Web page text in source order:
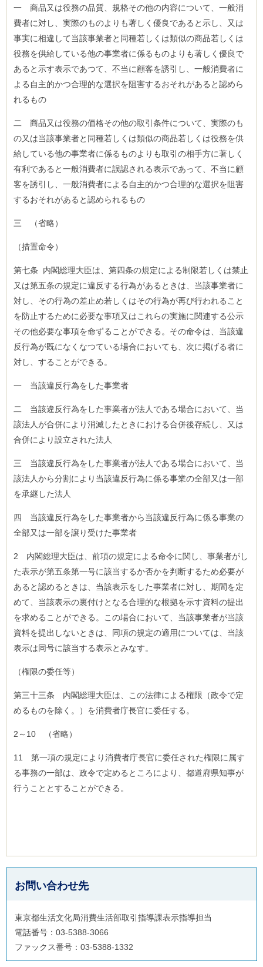
一 商品又は役務の品質、規格その他の内容について、一般消
費者に対し、実際のものよりも著しく優良であると示し、又は
事実に相違して当該事業者と同種若しくは類似の商品若しくは
役務を供給している他の事業者に係るものよりも著しく優良で
あると示す表示であつて、不当に顧客を誘引し、一般消費者に
よる自主的かつ合理的な選択を阻害するおそれがあると認めら
れるもの
二 商品又は役務の価格その他の取引条件について、実際のも
の又は当該事業者と同種若しくは類似の商品若しくは役務を供
給している他の事業者に係るものよりも取引の相手方に著しく
有利であると一般消費者に誤認される表示であって、不当に顧
客を誘引し、一般消費者による自主的かつ合理的な選択を阻害
するおそれがあると認められるもの
三 （省略）
（措置命令）
第七条 内閣総理大臣は、第四条の規定による制限若しくは禁止
又は第五条の規定に違反する行為があるときは、当該事業者に
対し、その行為の差止め若しくはその行為が再び行われること
を防止するために必要な事項又はこれらの実施に関連する公示
その他必要な事項を命ずることができる。その命令は、当該違
反行為が既になくなつている場合においても、次に掲げる者に
対し、することができる。
一 当該違反行為をした事業者
二 当該違反行為をした事業者が法人である場合において、当
該法人が合併により消滅したときにおける合併後存続し、又は
合併により設立された法人
三 当該違反行為をした事業者が法人である場合において、当
該法人から分割により当該違反行為に係る事業の全部又は一部
を承継した法人
四 当該違反行為をした事業者から当該違反行為に係る事業の
全部又は一部を譲り受けた事業者
2 内閣総理大臣は、前項の規定による命令に関し、事業者がし
た表示が第五条第一号に該当するか否かを判断するため必要が
あると認めるときは、当該表示をした事業者に対し、期間を定
めて、当該表示の裏付けとなる合理的な根拠を示す資料の提出
を求めることができる。この場合において、当該事業者が当該
資料を提出しないときは、同項の規定の適用については、当該
表示は同号に該当する表示とみなす。
（権限の委任等）
第三十三条 内閣総理大臣は、この法律による権限（政令で定
めるものを除く。）を消費者庁長官に委任する。
2～10 （省略）
11 第一項の規定により消費者庁長官に委任された権限に属す
る事務の一部は、政令で定めるところにより、都道府県知事が
行うこととすることができる。
お問い合わせ先
東京都生活文化局消費生活部取引指導課表示指導担当
電話番号：03-5388-3066
ファックス番号：03-5388-1332